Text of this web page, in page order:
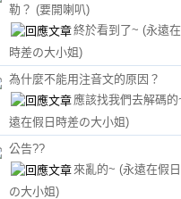
勒？ (要開喇叭)
終於看到了~ (永遠
時差の大小姐)
為什麼不能用注音文的原因？
應該找我們去解碼的
遠在假日時差の大小姐)
公告??
來亂的~ (永遠在假
の大小姐)